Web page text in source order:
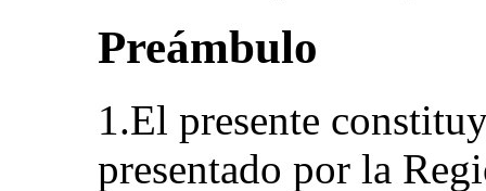
Preámbulo
1.El presente
presentado por la